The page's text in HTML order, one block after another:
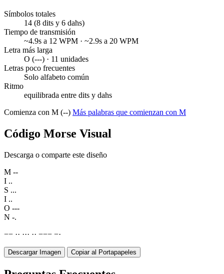
Símbolos totales
14 (8 dits y 6 dahs)
Tiempo de transmisión
~4.9s a 12 WPM · ~2.9s a 20 WPM
Letra más larga
O (---) · 11 unidades
Letras poco frecuentes
Solo alfabeto común
Ritmo
equilibrada entre dits y dahs
Comienza con M (--) Más palabras que comienzan con M
Código Morse Visual
Descarga o comparte este diseño
M --
I ..
S ...
I ..
O ---
N -.
−− ·· ··· ·· −−− −·
Descargar Imagen Copiar al Portapapeles